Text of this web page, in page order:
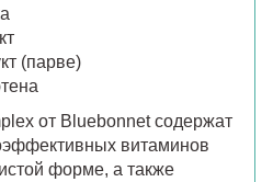
(парве)
от Bluebonnet содержат
витаминов
форме, а также